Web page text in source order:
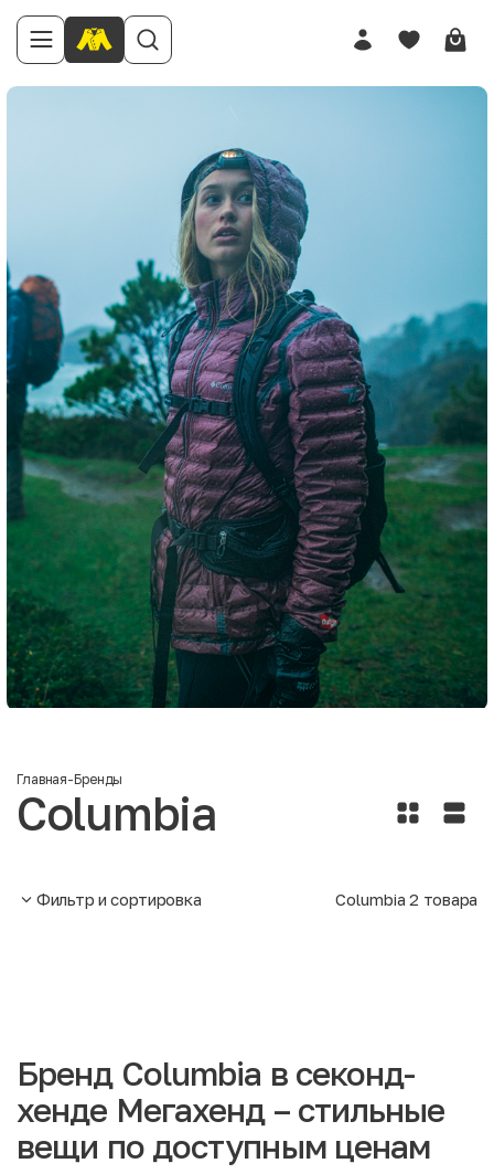
Главная-Бренды
Columbia
Фильтр и сортировка Columbia2 товара
Бренд Columbia в секонд-
хенде Мегахенд – стильные
вещи по доступным ценам